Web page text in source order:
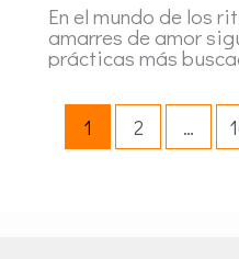
En el mundo de los
amarres de amor
prácticas más
1 2 …